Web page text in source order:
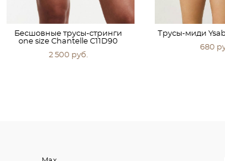
Бесшовные трусы-стринги
one size Chantelle C11D90
2 500 pуб.
Трусы-миди
680